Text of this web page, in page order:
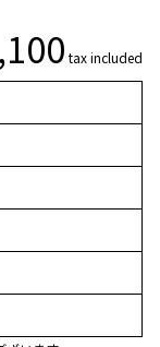
tax included